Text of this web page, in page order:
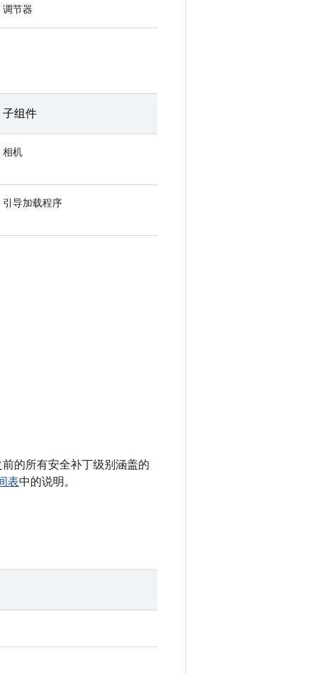
调节器
子组件
相机
引导加载程序
的所有安全补丁级别涵盖的
表中的说明。